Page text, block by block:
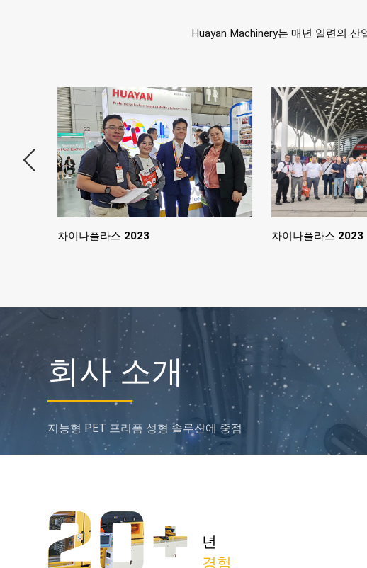
Huayan Machinery는 매년 일련의
차이나플라스 2023 차이나플라스 2023
회사 소개
지능형 PET 프리폼 성형 솔루션에 중점
년
경험